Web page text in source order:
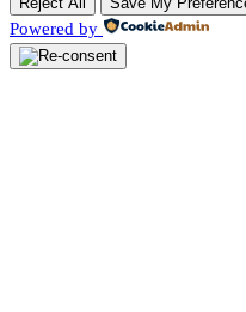
Powered by